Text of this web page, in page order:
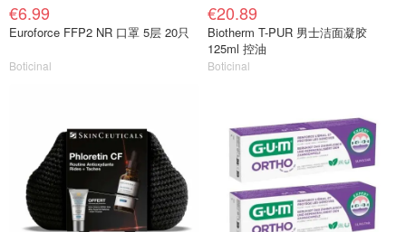
€6.99
Euroforce FFP2 NR 口罩 5层 20只
Boticinal
€20.89
Biotherm T-PUR 男士洁面凝胶
125ml 控油
Boticinal